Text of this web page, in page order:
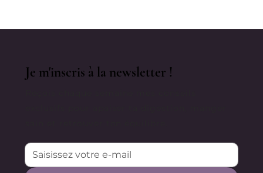
Je m'inscris à la newsletter !